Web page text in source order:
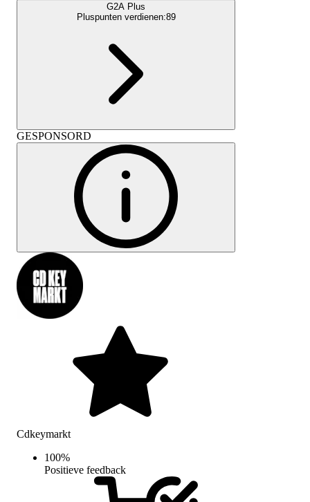
G2A Plus
Pluspunten verdienen:89
GESPONSORD
Cdkeymarkt
100%
Positieve feedback